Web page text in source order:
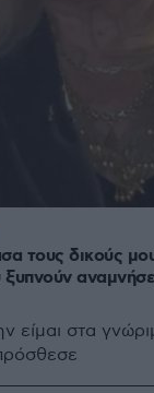
τους δικούς
ξυπνούν
είμαι στα